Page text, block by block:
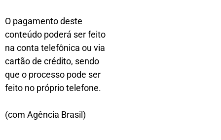
O pagamento deste
conteúdo poderá ser feito
na conta telefônica ou via
cartão de crédito, sendo
que o processo pode ser
feito no próprio telefone.
(com Agência Brasil)